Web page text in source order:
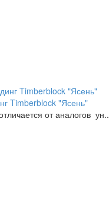
Timberblock "Ясень"
от аналогов ун..